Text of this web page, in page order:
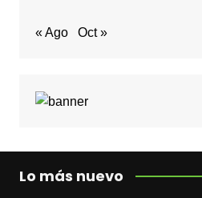
« Ago Oct »
Lo más nuevo